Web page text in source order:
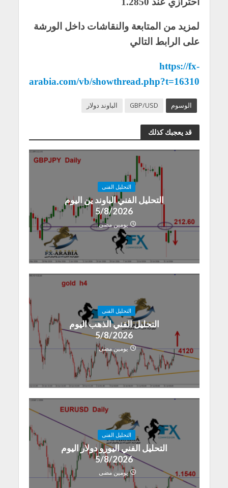
لمزيد من المتابعة والنقاشات داخل الورشة
على الرابط التالي
https://fx-
arabia.com/vb/showthread.php?t=16310
الوسوم GBP/USD الباوند دولار
قد يعجبك كذلك
التحليل الفنى
التحليل الفني الباوند ين اليوم
5/8/2026
يومين مضى
التحليل الفنى
التحليل الفني الذهب اليوم
5/8/2026
يومين مضى
التحليل الفنى
التحليل الفني اليورو دولار اليوم
5/8/2026
يومين مضى